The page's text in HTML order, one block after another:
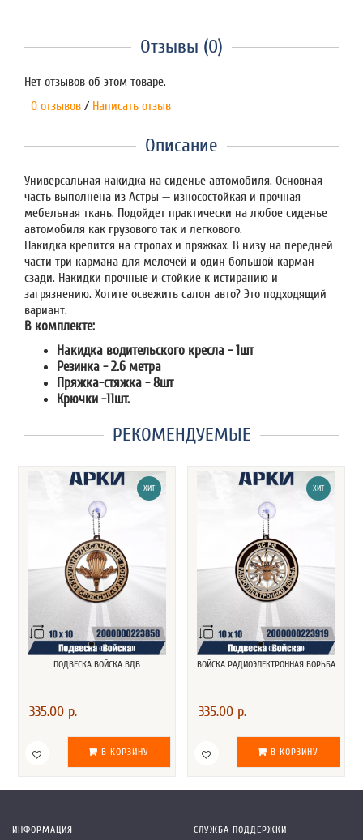
Отзывы (0)
Нет отзывов об этом товаре.
0 отзывов / Написать отзыв
Описание
Универсальная накидка на сиденье автомобиля. Основная
часть выполнена из Астры — износостойкая и прочная
мебельная ткань. Подойдет практически на любое сиденье
автомобиля как грузового так и легкового.
Накидка крепится на стропах и пряжках. В низу на передней
части три кармана для мелочей и один большой карман
сзади. Накидки прочные и стойкие к истиранию и
загрязнению. Хотите освежить салон авто? Это подходящий
вариант.
В комплекте:
Накидка водительского кресла - 1шт
Резинка - 2.6 метра
Пряжка-стяжка - 8шт
Крючки -11шт.
РЕКОМЕНДУЕМЫЕ
ХИТ
ПОДВЕСКА ВОЙСКА ВДВ
335.00 р.
В КОРЗИНУ
ХИТ
ВОЙСКА РАДИОЭЛЕКТРОННАЯ БОРЬБА
335.00 р.
В КОРЗИНУ
ИНФОРМАЦИЯ СЛУЖБА ПОДДЕРЖКИ